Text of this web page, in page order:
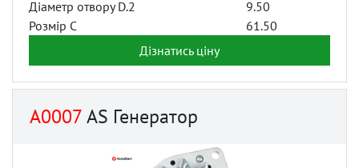
Діаметр отвору D.2
9.50
Розмір C
61.50
Дізнатись ціну
A0007AS Генератор